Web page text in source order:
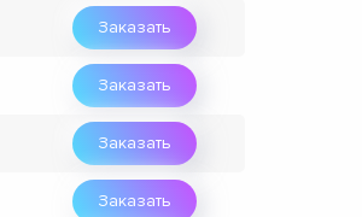
Заказать
Заказать
Заказать
Заказать